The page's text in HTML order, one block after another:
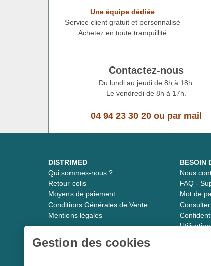
Une équipe dédiée
Service client gratuit et personnalisé
Achetez en toute tranquillité
Contactez-nous
Du lundi au jeudi de 8h à 18h.
Le vendredi de 8h à 17h.
04 94 23 30 20 ou par mail
DISTRIMED
Qui sommes-nous ?
Retour colis
Moyens de paiement
Conditions Générales de Vente
Mentions légales
BESOIN
Nous
FAQ -
Mot de
Gestion des cookies